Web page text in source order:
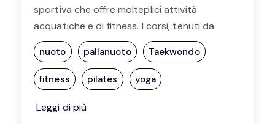
sportiva che offre molteplici attività
acquatiche e di fitness. I corsi, tenuti da
istruttori federali qualificati, hanno
ottenuto il riconoscimento di “scuola
nuoto federale FIN”. Le attività includono
scuola nuoto per bambini dai 3 anni in su,
corsi neonatali, per gestanti, per la terza
nuoto pallanuoto Taekwondo
fitness pilates yoga
Leggi di più